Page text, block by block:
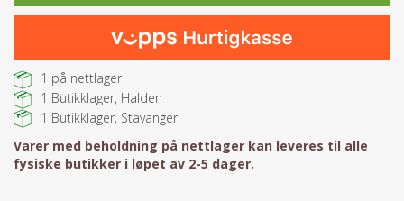
1 på nettlager
1 Butikklager, Halden
1 Butikklager, Stavanger
Varer med beholdning på nettlager kan leveres til alle
fysiske butikker i løpet av 2-5 dager.